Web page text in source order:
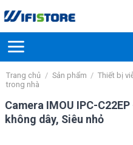
to
Trang chủ / Sản phẩm / Thiết bị
trong nhà
Camera IMOU IPC-
không dây, Siêu nhỏ